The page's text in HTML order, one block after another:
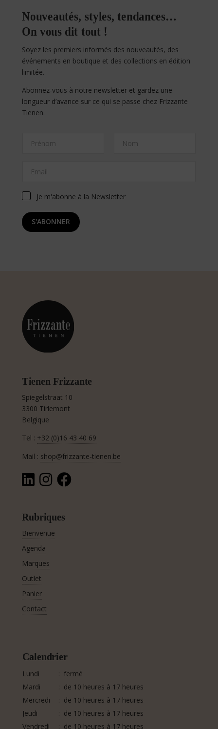
Nouveautés, styles, tendances…
On vous dit tout !
Soyez les premiers informés des nouveautés, des
événements en boutique et des collections en édition
limitée.
Abonnez-vous à notre newsletter et gardez une
longueur d’avance sur ce qui se passe chez Frizzante
Tienen.
N
o
m
i
l
*
Je m'abonne à la Newsletter
S'ABONNER
a
t
i
Tienen Frizzante
Spiegelstraat 10
3300 Tirlemont
Belgique
Tel : +32 (0)16 43 40 69
Mail : shop@frizzante-tienen.be
Rubriques
Bienvenue
Agenda
Marques
Outlet
Panier
Contact
Calendrier
Lundi : fermé
Mardi
: de 10 heures à 17 heures
Mercredi
: de 10 heures à 17 heures
Jeudi
: de 10 heures à 17 heures
Vendredi
: de 10 heures à 17 heures